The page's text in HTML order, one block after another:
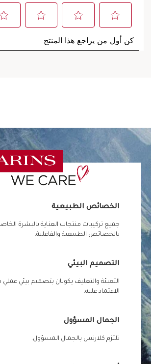
الخصائص الطبيعية
جميع تركيبات منتجات العناية بالبشرة
بالخصائص الطبيعية والفاعلية.
التصميم البيئي
التعبئة والتغليف يكونان بتصميم بيئي
الاعتماد عليه.
الجمال المسؤول
تلتزم كلارنس بالجمال المسؤول.